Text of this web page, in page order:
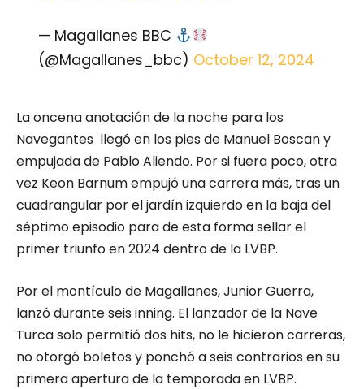
— Magallanes BBC
(@Magallanes_bbc) October 12, 2024
La oncena anotación de la noche para los
Navegantes llegó en los pies de Manuel Boscan y
empujada de Pablo Aliendo. Por si fuera poco, otra
vez Keon Barnum empujó una carrera más, tras un
cuadrangular por el jardín izquierdo en la baja del
séptimo episodio para de esta forma sellar el
primer triunfo en 2024 dentro de la LVBP.
Por el montículo de Magallanes, Junior Guerra,
lanzó durante seis inning. El lanzador de la Nave
Turca solo permitió dos hits, no le hicieron carreras,
no otorgó boletos y ponchó a seis contrarios en su
primera apertura de la temporada en LVBP.